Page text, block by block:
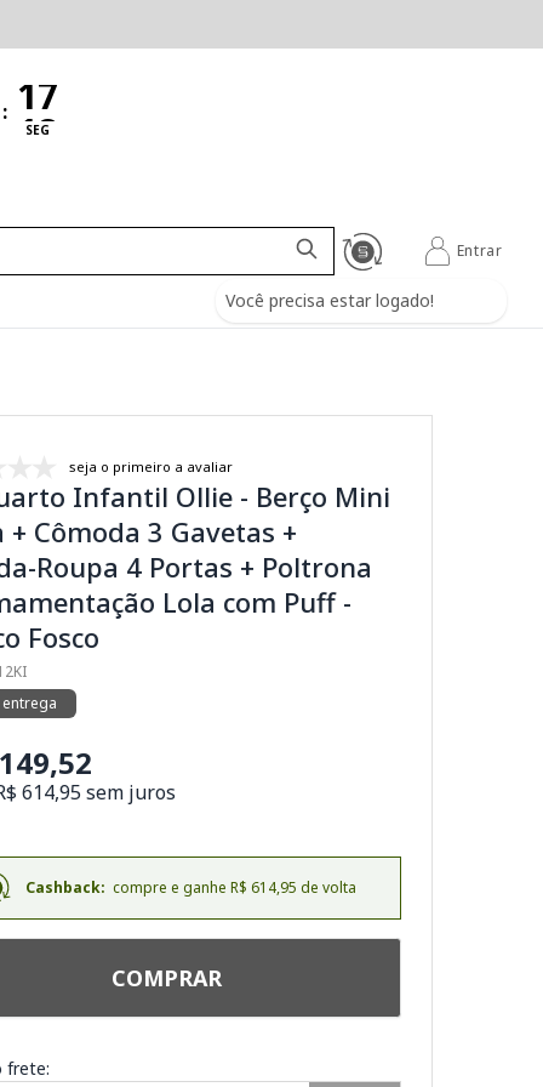
:
SEG
Você precisa estar logado!
Entrar
seja o primeiro a avaliar
Infantil Ollie - Berço Mini
+ Cômoda 3 Gavetas +
Roupa 4 Portas + Poltrona
Lola com Puff -
Fosco
614,95 sem juros
Cashback: compre e ganhe R$ 614,95 de volta
COMPRAR
frete: